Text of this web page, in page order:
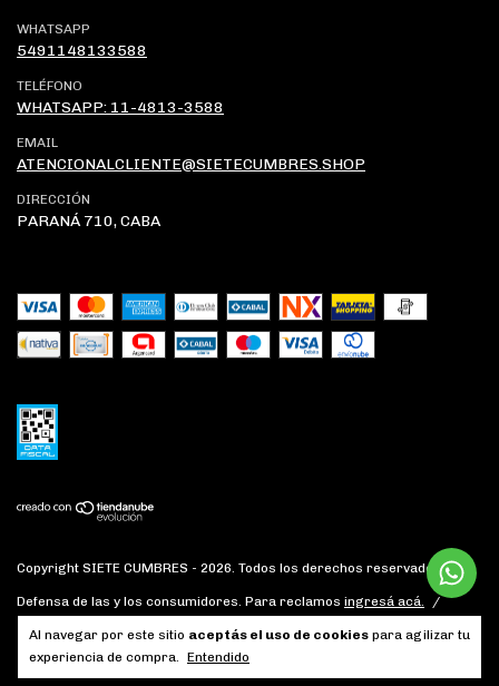
Al navegar por este sitio aceptás el uso de cookies para agilizar tu
experiencia de compra. Entendido
WHATSAPP
5491148133588
TELÉFONO
WHATSAPP: 11-4813-3588
EMAIL
ATENCIONALCLIENTE@SIETECUMBRES.SHOP
DIRECCIÓN
PARANÁ 710, CABA
Copyright SIETE CUMBRES - 2026. Todos los derechos reservados.
Defensa de las y los consumidores. Para reclamos ingresá acá.
/